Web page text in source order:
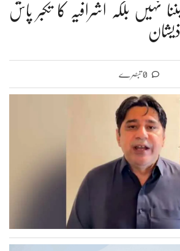
نہیں بلکہ اشرافیہ کا تکبر پاش
0 تبصرے